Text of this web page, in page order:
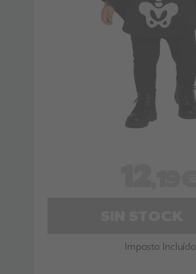
Imposto Incluído